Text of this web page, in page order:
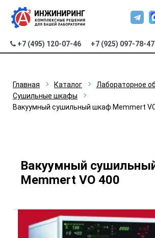
+7 (495) 120-07-46 +7 (925) 097-78-47
Главная Каталог
Лабораторное
Сушильные шкафы
Вакуумный сушильный шкаф Memmert
Вакуумный
Memmert VO 400